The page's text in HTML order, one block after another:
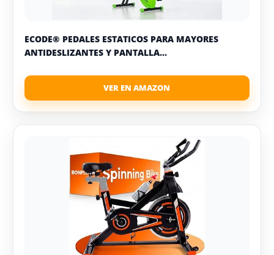
ECODE® PEDALES ESTATICOS PARA MAYORES
ANTIDESLIZANTES Y PANTALLA...